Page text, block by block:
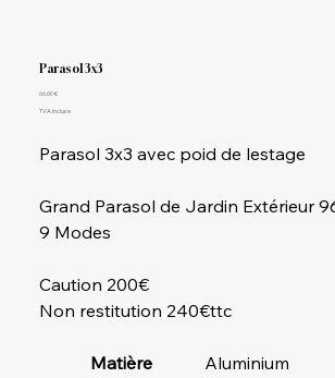
Parasol 3x3
Prix
66,00 €
TVA Incluse
Parasol 3x3 avec poid de lestage
Grand Parasol de Jardin Extérieur
9 Modes
Caution 200€
Non restitution 240€ttc
Matière
Aluminium